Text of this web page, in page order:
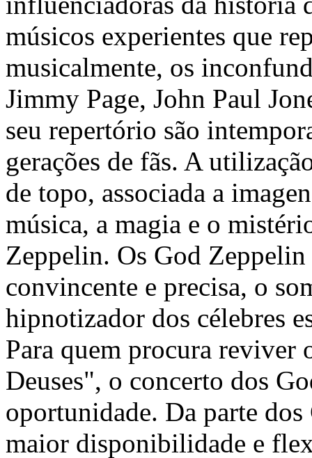
músicos experientes que
musicalmente, os
Jimmy Page, John Paul
seu repertório são
gerações de fãs. A
de topo, associada a
música, a magia e o
Zeppelin. Os God
convincente e precisa, o
hipnotizador dos célebres
Para quem procura
Deuses", o concerto dos
oportunidade. Da parte
maior disponibilidade e